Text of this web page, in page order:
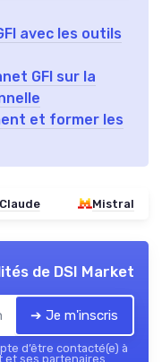
avec les outils
GFI sur la
et former les
Mistral
de DSI Market
➔ Je m'inscris
d’être contacté(e) à
et ses partenaires.